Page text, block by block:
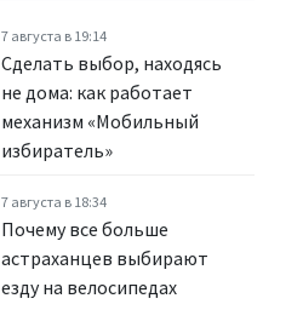
7 августа в 19:14
Сделать выбор, находясь
не дома: как работает
механизм «Мобильный
избиратель»
7 августа в 18:34
Почему все больше
астраханцев выбирают
езду на велосипедах